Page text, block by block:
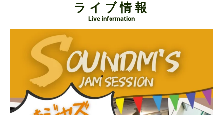
ライブ情報
Live information